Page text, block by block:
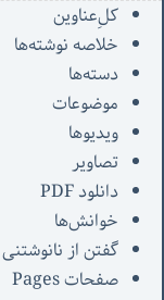
کل‌ِعناوین
خلاصه نوشته‌ها
دسته‌ها
موضوعات
ویدیوها
تصاویر
دانلود PDF
خوانش‌ها
گفتن از نانوشتنی
صفحات Pages